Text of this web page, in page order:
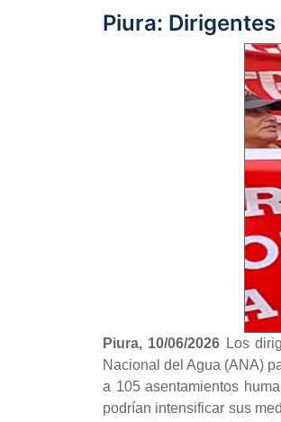
Piura:
Piura, 10/06/2026 Los
Nacional del Agua (ANA)
a 105 asentamientos
podrían intensificar sus